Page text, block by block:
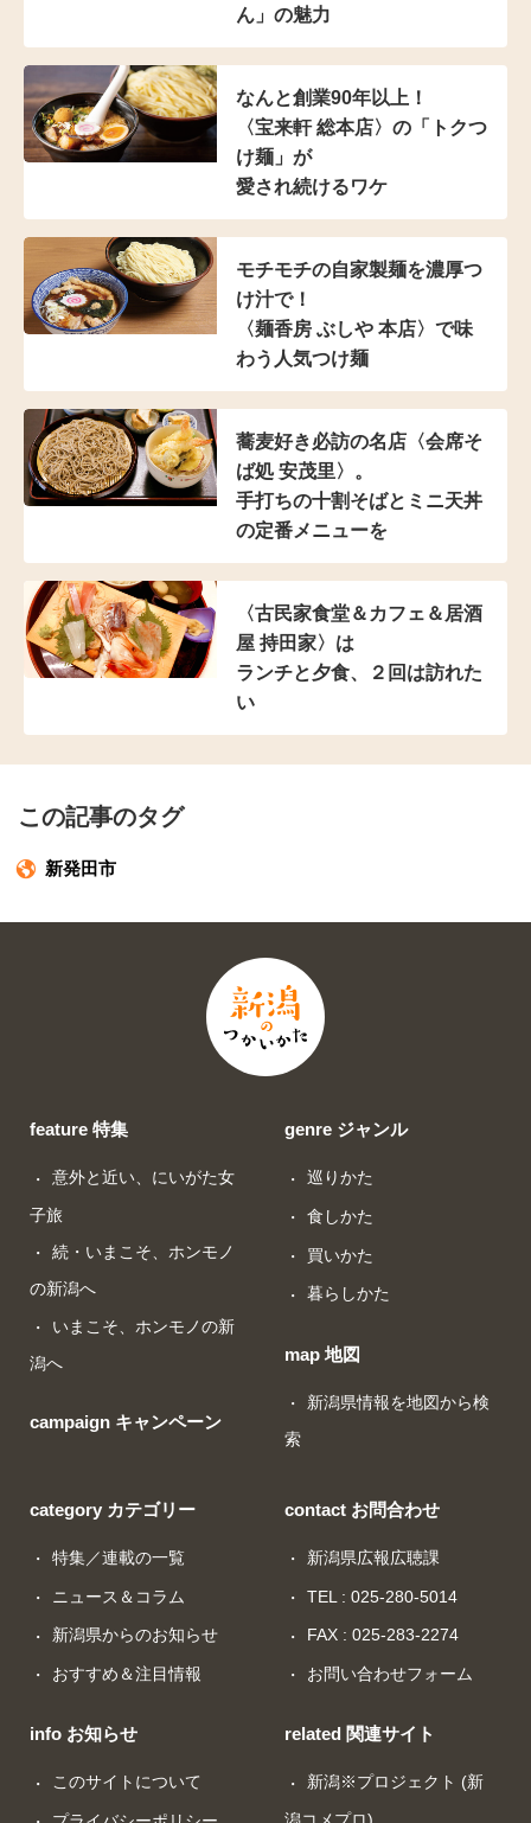
ん」の魅力
なんと創業90年以上！
〈宝来軒 総本店〉の 「トクつ
け麺」が
愛され続けるワケ
モチモチの自家製麺を濃厚つ
け汁で！
〈麺香房 ぶしや 本店〉 で味
わう人気つけ麺
蕎麦好き必訪の名店 〈会席そ
ば処 安茂里〉。
手打ちの十割そばと ミニ天丼
の定番メニューを
〈古民家食堂＆カフェ ＆居酒
屋 持田家〉は
ランチと夕食、２回は訪れた
い
この記事のタグ
新発田市
feature 特集
意外と近い、にいがた女
子旅
続・いまこそ、ホンモノ
の新潟へ
いまこそ、ホンモノの新
潟へ
campaign キャンペーン
genre ジャンル
巡りかた
食しかた
買いかた
暮らしかた
map 地図
新潟県情報を地図から検
索
category カテゴリー
特集／連載の一覧
ニュース＆コラム
新潟県からのお知らせ
おすすめ＆注目情報
info お知らせ
このサイトについて
contact お問合わせ
新潟県広報広聴課
TEL : 025-280-5014
FAX : 025-283-2274
お問い合わせフォーム
related 関連サイト
新潟※プロジェクト (新
潟コメプロ)